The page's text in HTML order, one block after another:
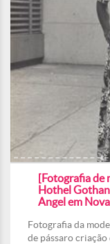
[Fotografia de
Hothel
Angel em
Fotografia da
de pássaro